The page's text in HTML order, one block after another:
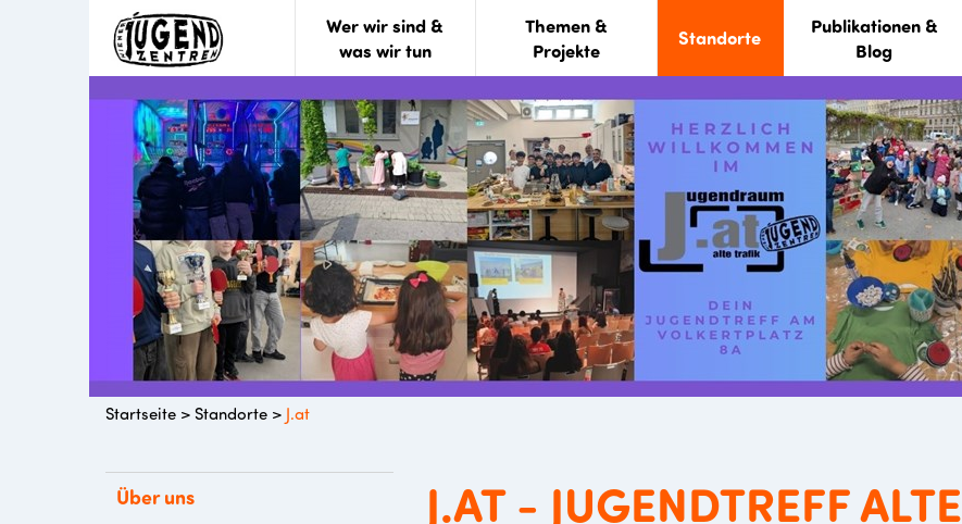
Wer wir sind &
was wir tun
Themen &
Projekte
Standorte
Publikationen &
Blog
Startseite > Standorte > J.at
Über uns
J.AT - JUGENDTREFF ALTE